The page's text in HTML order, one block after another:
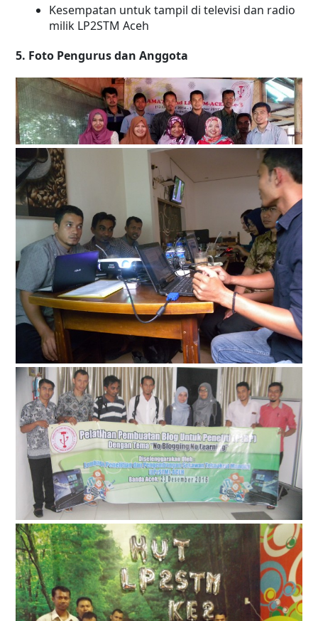
Kesempatan untuk tampil di televisi dan radio
milik LP2STM Aceh
5. Foto Pengurus dan Anggota